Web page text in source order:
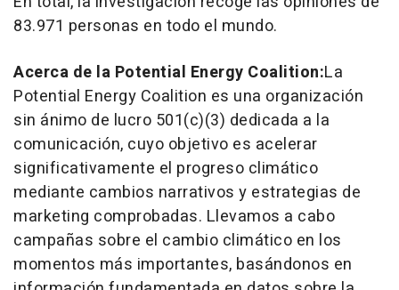
83.971 personas en todo el mundo.
Acerca de la Potential Energy Coalition:La
Potential Energy Coalition es una organización
sin ánimo de lucro 501(c)(3) dedicada a la
comunicación, cuyo objetivo es acelerar
significativamente el progreso climático
mediante cambios narrativos y estrategias de
marketing comprobadas. Llevamos a cabo
campañas sobre el cambio climático en los
momentos más importantes, basándonos en